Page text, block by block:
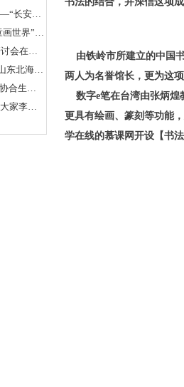
由铁岭市所建立的中国
两人为名誉馆长，更为这
数字e笔在台湾由张炳煌
更具有绘画、篆刻等功能
学在线的慕课网开设【书
第27届 国际书法联盟书法展—“长安国际书法邀请展”在西安大明宫国家遗址公园丹凤门博物馆启幕
2019首届中国青少年“我的童画世界”书画大展启动仪式在长城脚下拉开帷幕
2019首届中国画技法大赛 研讨会在京举行
首届海峡两岸鸟文化论坛在山东北海举行
心系红丝带 携手献大爱——协合生物集团超级抗原免疫治疗助力“艾滋病防控”
纪念改革开放40周年 —两岸大家李奇茂、单应桂书画作品交流展隆重开幕